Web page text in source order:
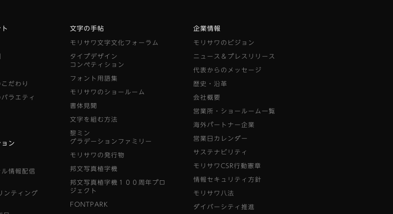
だわり
ラエティ
ン
情報配信
ンティング
文字の手帖
モリサワ文字文化フォーラム
タイプデザイン
コンペティション
フォント用語集
モリサワのショールーム
書体見聞
文字を組む方法
黎ミン
グラデーションファミリー
モリサワの発行物
邦文写真植字機
邦文写真植字機１００周年プロ
ジェクト
FONTPARK
企業情報
モリサワのビジョン
ニュース＆プレスリリース
代表からのメッセージ
歴史・沿革
会社概要
営業所・ショールーム一覧
海外パートナー企業
営業日カレンダー
サステナビリティ
モリサワCSR行動憲章
情報セキュリティ方針
モリサワ八法
ダイバーシティ推進